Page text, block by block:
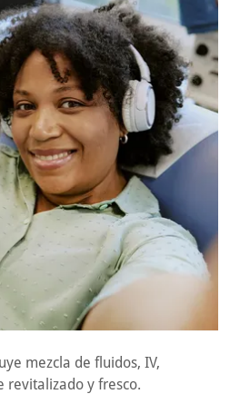
mezcla de fluidos, IV,
revitalizado y fresco.